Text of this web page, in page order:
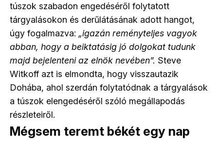
túszok szabadon engedéséről folytatott
tárgyalásokon és derűlátásának adott hangot,
úgy fogalmazva: „igazán reményteljes vagyok
abban, hogy a beiktatásig jó dolgokat tudunk
majd bejelenteni az elnök nevében”. Steve
Witkoff azt is elmondta, hogy visszautazik
Dohába, ahol szerdán folytatódnak a tárgyalások
a túszok elengedéséről szóló megállapodás
részleteiről.
Mégsem teremt békét egy nap